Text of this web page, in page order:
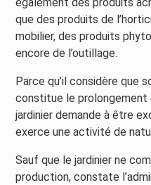
que des produits de
mobilier, des produits
encore de l’outillage.
Parce qu’il considère que
constitue le prolongement
jardinier demande à être
exerce une activité de
Sauf que le jardinier ne
production, constate